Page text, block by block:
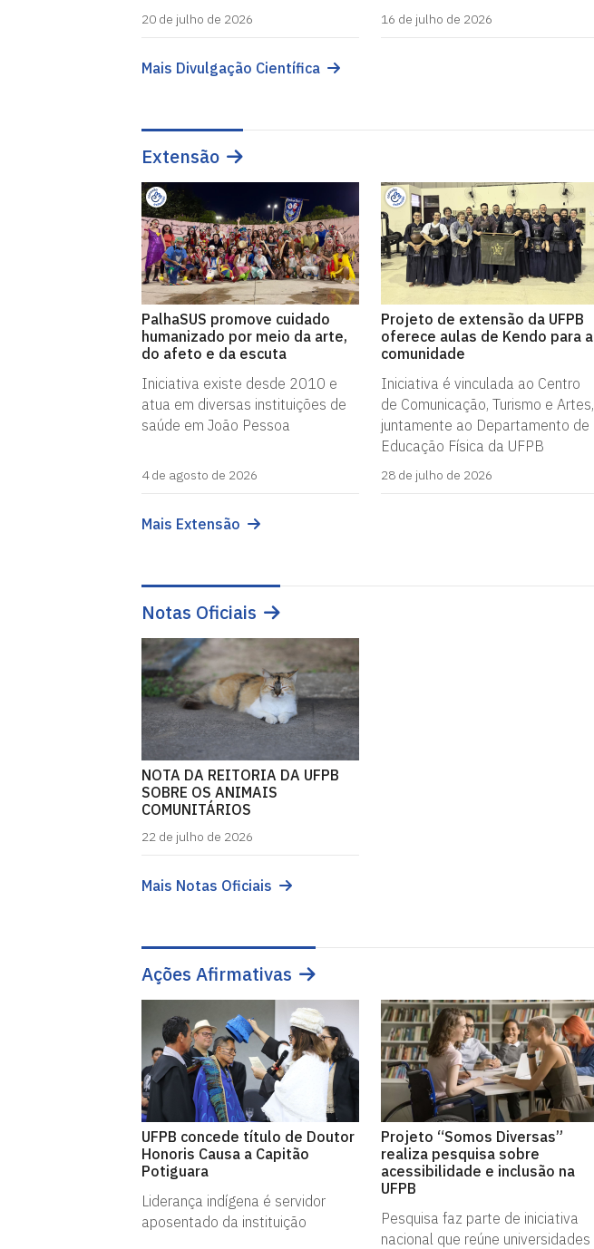
20 de julho de 2026 16 de julho de 2026
Mais Divulgação Científica
Extensão
PalhaSUS promove cuidado
humanizado por meio da arte,
do afeto e da escuta
Iniciativa existe desde 2010 e
atua em diversas instituições de
saúde em João Pessoa
4 de agosto de 2026
Projeto de extensão da UFPB
oferece aulas de Kendo para a
comunidade
Iniciativa é vinculada ao Centro
de Comunicação, Turismo e Artes,
juntamente ao Departamento de
Educação Física da UFPB
28 de julho de 2026
Mais Extensão
Notas Oficiais
NOTA DA REITORIA DA UFPB
SOBRE OS ANIMAIS
COMUNITÁRIOS
22 de julho de 2026
Mais Notas Oficiais
Ações Afirmativas
UFPB concede título de Doutor
Honoris Causa a Capitão
Potiguara
Liderança indígena é servidor
aposentado da instituição
Projeto “Somos Diversas”
realiza pesquisa sobre
acessibilidade e inclusão na
UFPB
Pesquisa faz parte de iniciativa
nacional que reúne universidades